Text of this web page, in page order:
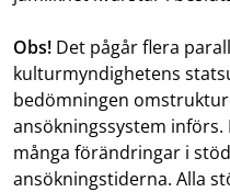
Obs! Det pågår flera
kulturmyndighetens
bedömningen
ansökningssystem
många förändringar i
ansökningstiderna. Alla